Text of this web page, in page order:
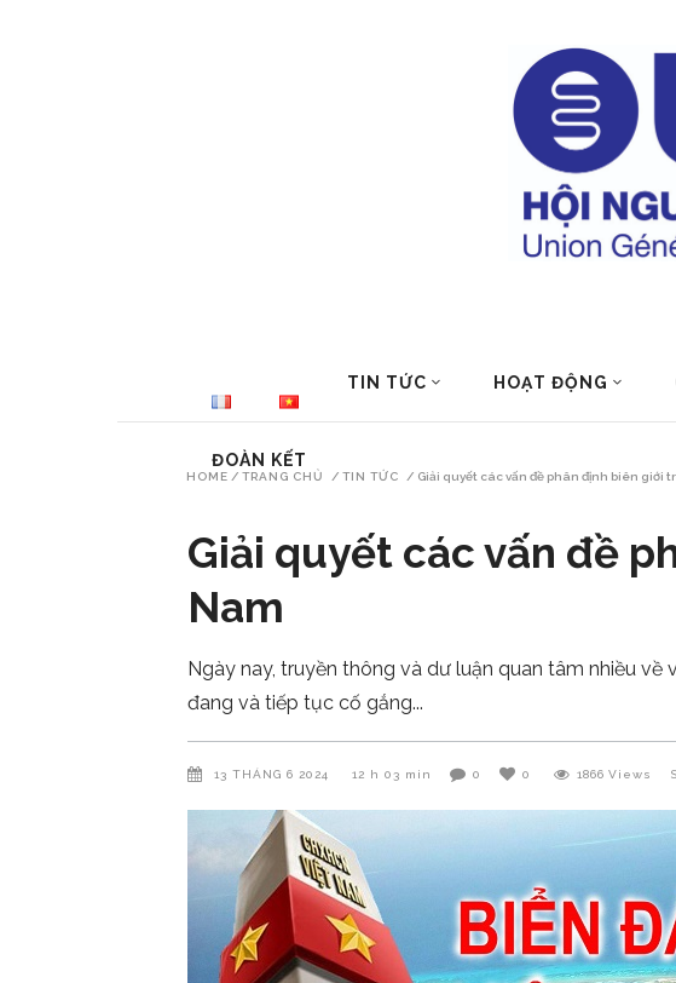
TIN TỨC HOẠT ĐỘNG
ĐOÀN KẾT
HOME / TRANG CHỦ / TIN TỨC / Giải quyết các vấn đề phân định biên giới
Giải quyết các vấn đề
Nam
Ngày nay, truyền thông và dư luận quan tâm nhiều
đang và tiếp tục cố gắng
13 THÁNG 6 2024 12 h 03 min 0 0 1866 Views